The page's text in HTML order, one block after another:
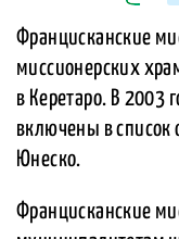
Францисканские
миссионерских
в Керетаро. В 2003
включены в список
Юнеско.
Францисканские